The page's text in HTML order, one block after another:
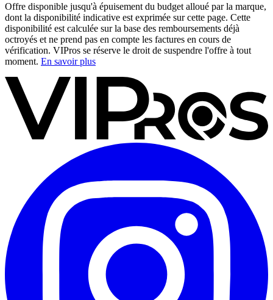
Offre disponible jusqu'à épuisement du budget alloué par la marque,
dont la disponibilité indicative est exprimée sur cette page. Cette
disponibilité est calculée sur la base des remboursements déjà
octroyés et ne prend pas en compte les factures en cours de
vérification. VIPros se réserve le droit de suspendre l'offre à tout
moment. En savoir plus